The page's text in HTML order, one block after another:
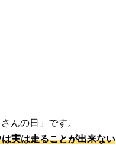
んの日」です。
実は走ることが出来ない